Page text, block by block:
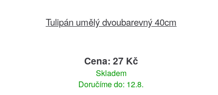
Tulipán umělý dvoubarevný 40cm
Cena: 27 Kč
Skladem
Doručíme do: 12.8.